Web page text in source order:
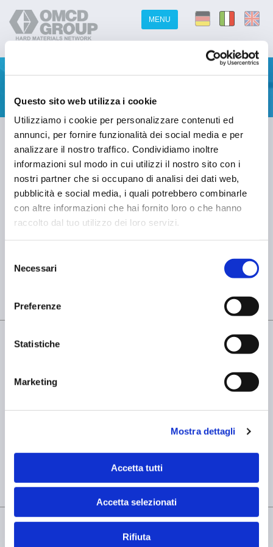
Questo sito web utilizza i cookie
Utilizziamo i cookie per personalizzare contenuti ed
annunci, per fornire funzionalità dei social media e per
analizzare il nostro traffico. Condividiamo inoltre
informazioni sul modo in cui utilizzi il nostro sito con i
nostri partner che si occupano di analisi dei dati web,
pubblicità e social media, i quali potrebbero combinarle
con altre informazioni che hai fornito loro o che hanno
raccolto dal tuo utilizzo dei loro servizi.
delNecessari
Preferenze
Statistiche
Marketing
Mostra dettagli
Accetta tutti
Accetta selezionati
Rifiuta
MENU
Dal 11/05/2026 al 15/05/2026: 5 €/Kg
Il valore APT pubblicato è un indicatore definito da OMCD
sulla base di informazioni acquisite dalle principali agenzie
di pricing del settore, nonché di valutazioni interne
sull’andamento del mercato.
Questo dato viene aggiornato ogni lunedì mattina ed è
utilizzato esclusivamente come riferimento per
OMCD SpA Via Megolo, 43
SEDE LEGALE
Registered Office OMCD SpA Via Paruta, 56
P.IVA: 00744600156